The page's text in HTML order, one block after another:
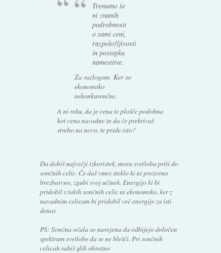
Trenutno še
ni znanih
podrobnosti
o sami ceni,
razpoložljivosti
in postopku
namestitve.
Za razlogom. Ker so
ekonomsko
nekonkurenčne.
A ni reku, da je cena te plošče podobna
kot cena navadne in da če prekrivaš
streho na novo, te pride isto?
Da dobiš največji izkoristek, mora svetloba priti do
sončnih celic. Če daš vmes steklo ki ni prozorno
brezbarvno, zgubi svoj učinek. Energijo ki bi
pridobil s takih sončnih celic ni ekonomsko, ker z
navadnim celicam bi pridobil več energije za isti
denar.
PS: Sončna očala so narejena da odbijejo določen
spektrum svetlobe da se ne blešči. Pri sončnih
celicah rabiš glih obratno